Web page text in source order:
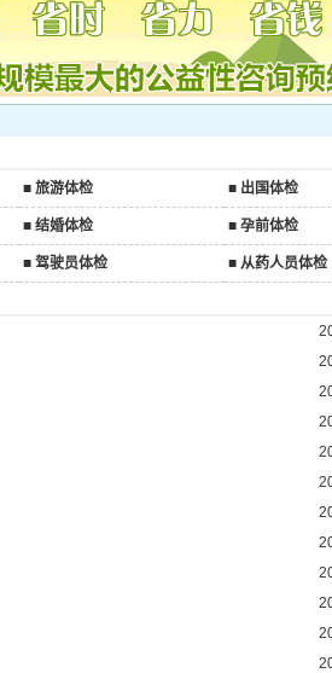
■ 旅游体检 ■ 出国体检
■ 结婚体检 ■ 孕前体检
■ 驾驶员体检 ■ 从药人员体检